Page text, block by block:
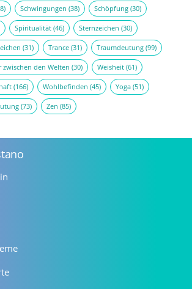
Schwingungen (38) Schöpfung(30)
Spiritualität(46) Sternzeichen (30)
(31) Trance(31) Traumdeutung(99)
zwischen den Welten (30) Weisheit(61)
(166) Wohlbefinden (45) Yoga(51)
(73) Zen (85)